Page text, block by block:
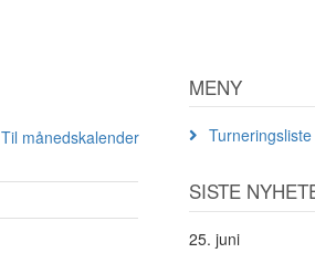
Til månedskalender
MENY
Turneringsliste
SISTE
25. juni